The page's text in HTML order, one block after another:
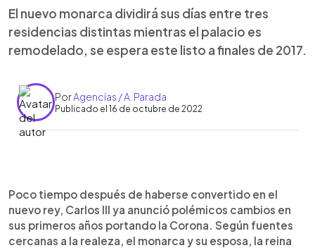
El nuevo monarca dividirá sus días entre tres
residencias distintas mientras el palacio es
remodelado, se espera este listo a finales de 2017.
PorAgencias / A. Parada
Publicado el 16 de octubre de 2022
► Escuchar artículo
Poco tiempo después de haberse convertido en el
nuevo rey, Carlos III ya anunció polémicos cambios en
sus primeros años portando la Corona. Según fuentes
cercanas a la realeza, el monarca y su esposa, la reina